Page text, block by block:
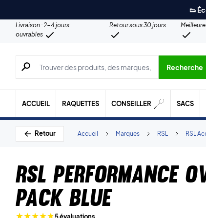
👟
Livraison : 2-4 jours
ouvrables
Retour sous 30 jours
Recherche de produits, de marques, etc.
Recherche
ACCUEIL RAQUETTES CONSEILLER SACS
Retour RSL
RSL
Marques
Accueil
RSL Performance
Pack Blue